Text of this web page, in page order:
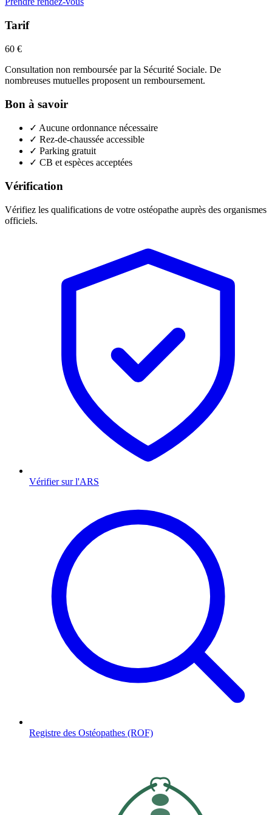
Tarif
60 €
Consultation non remboursée par la Sécurité Sociale. De
nombreuses mutuelles proposent un remboursement.
Bon à savoir
✓ Aucune ordonnance nécessaire
✓ Rez-de-chaussée accessible
✓ Parking gratuit
✓ CB et espèces acceptées
Vérification
Vérifiez les qualifications de votre ostéopathe auprès des organismes
officiels.
Vérifier sur l'ARS
Registre des Ostéopathes (ROF)